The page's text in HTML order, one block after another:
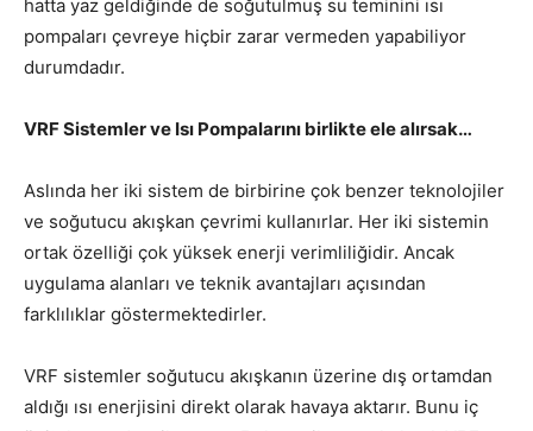
hatta yaz geldiğinde de soğutulmuş su teminini ısı
pompaları çevreye hiçbir zarar vermeden yapabiliyor
durumdadır.
VRF Sistemler ve Isı Pompalarını birlikte ele alırsak…
Aslında her iki sistem de birbirine çok benzer teknolojiler
ve soğutucu akışkan çevrimi kullanırlar. Her iki sistemin
ortak özelliği çok yüksek enerji verimliliğidir. Ancak
uygulama alanları ve teknik avantajları açısından
farklılıklar göstermektedirler.
VRF sistemler soğutucu akışkanın üzerine dış ortamdan
aldığı ısı enerjisini direkt olarak havaya aktarır. Bunu iç